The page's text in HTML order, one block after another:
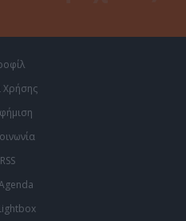
Χρήσης
RSS